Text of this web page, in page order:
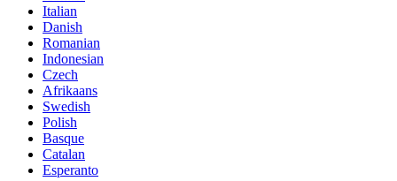
Italian
Danish
Romanian
Indonesian
Czech
Afrikaans
Swedish
Polish
Basque
Catalan
Esperanto